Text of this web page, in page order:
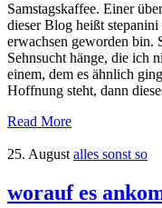
Samstagskaffee. Einer
dieser Blog heißt
erwachsen geworden bin.
Sehnsucht hänge, die ich
einem, dem es ähnlich
Hoffnung steht, dann
Read More
25. August alles sonst so
worauf es